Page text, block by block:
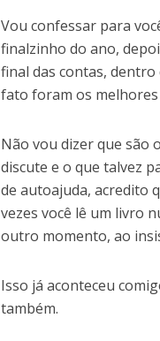
Vou confessar para
finalzinho do ano,
final das contas, dentro
fato foram os melhores
Não vou dizer que são
discute e o que talvez
de autoajuda, acredito
vezes você lê um livro
outro momento, ao
Isso já aconteceu
também.